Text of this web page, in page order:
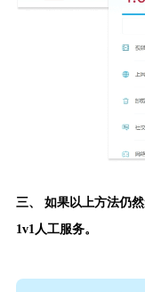
三、 如果以上方法仍
1v1人工服务。